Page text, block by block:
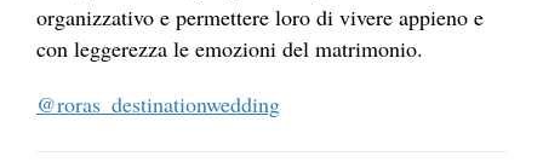
organizzativo e permettere loro di vivere appieno e
con leggerezza le emozioni del matrimonio.
@roras_destinationwedding